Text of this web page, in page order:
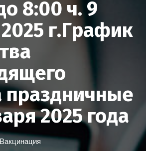
8:00 ч. 9
г.График
праздничные
2025 года
Вакцинация